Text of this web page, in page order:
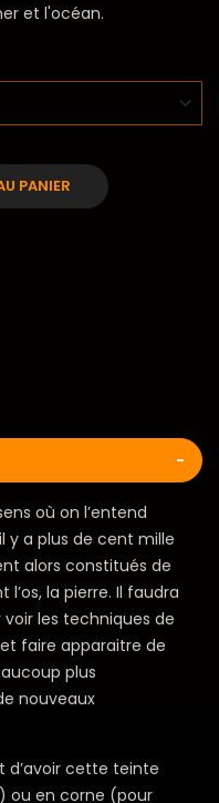
et l'océan.
PANIER
où on l’entend
y a plus de cent mille
alors constitués de
la pierre. Il faudra
les techniques de
faire apparaitre de
plus
nouveaux
d’avoir cette teinte
ou en corne (pour